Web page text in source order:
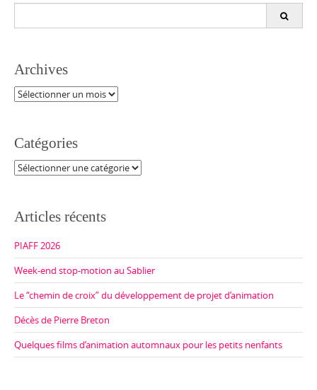
Archives
Archives
Catégories
Catégories
Articles récents
PIAFF 2026
Week-end stop-motion au Sablier
Le “chemin de croix” du développement de projet d’animation
Décès de Pierre Breton
Quelques films d’animation automnaux pour les petits nenfants